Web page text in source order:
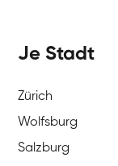
Je Stadt
Zürich
Wolfsburg
Salzburg